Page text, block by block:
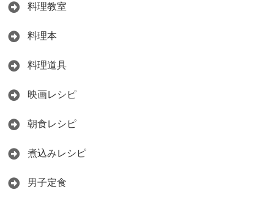
料理教室
料理本
料理道具
映画レシピ
朝食レシピ
煮込みレシピ
男子定食